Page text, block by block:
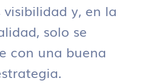
visibilidad y, en la
solo se
con una buena